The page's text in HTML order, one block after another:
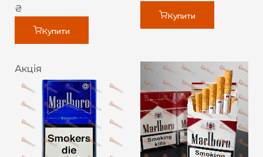
₴
Купити
Купити
Акція